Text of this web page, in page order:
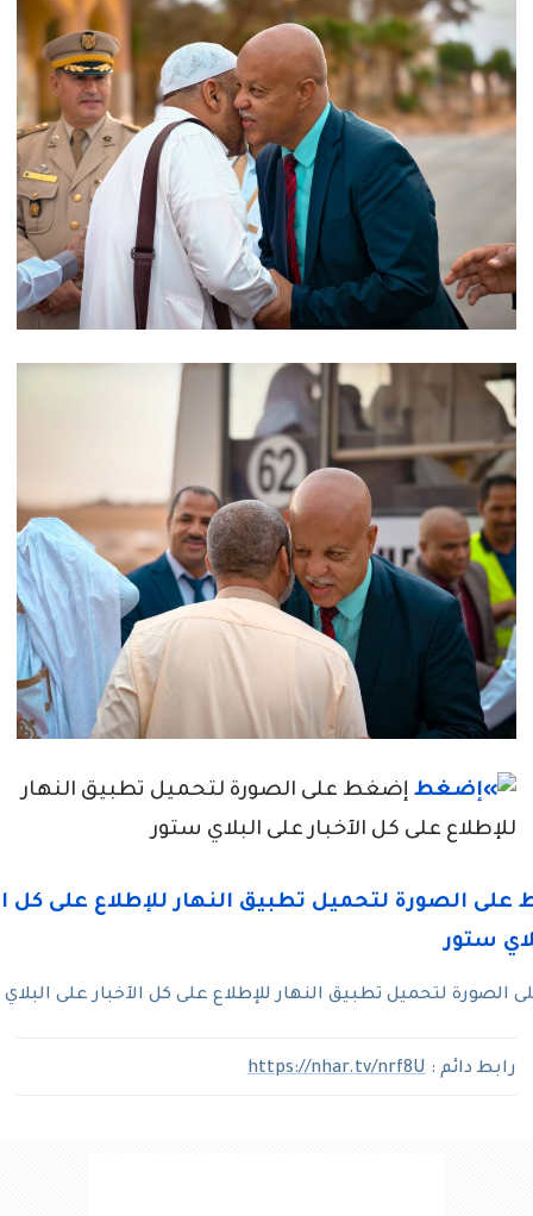
إضغط على الصورة لتحميل تطبيق النهار
للإطلاع على كل الآخبار على البلاي ستور
لتحميل تطبيق النهار للإطلاع على كل الآخبار على
رابط دائم : https://nhar.tv/nrf8U